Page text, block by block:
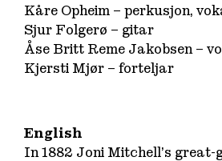
Kåre Opheim – perkusjon,
Sjur Folgerø – gitar
Åse Britt Reme Jakobsen –
Kjersti Mjør – forteljar
English
In 1882 Joni Mitchell’s